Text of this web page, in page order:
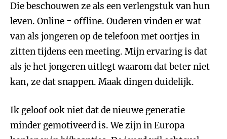
Die beschouwen ze als een verlengstuk van hun
leven. Online = offline. Ouderen vinden er wat
van als jongeren op de telefoon met oortjes in
zitten tijdens een meeting. Mijn ervaring is dat
als je het jongeren uitlegt waarom dat beter niet
kan, ze dat snappen. Maak dingen duidelijk.
Ik geloof ook niet dat de nieuwe generatie
minder gemotiveerd is. We zijn in Europa